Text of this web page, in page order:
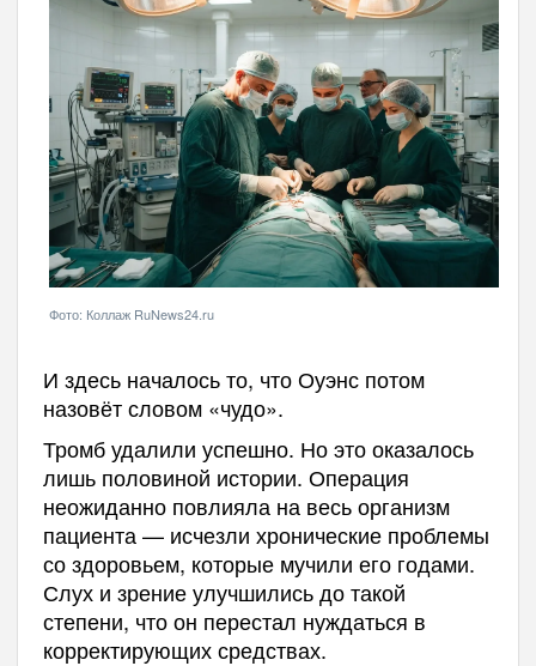
Фото: Коллаж RuNews24.ru
И здесь началось то, что Оуэнс потом
назовёт словом «чудо».
Тромб удалили успешно. Но это оказалось
лишь половиной истории. Операция
неожиданно повлияла на весь организм
пациента — исчезли хронические проблемы
со здоровьем, которые мучили его годами.
Слух и зрение улучшились до такой
степени, что он перестал нуждаться в
корректирующих средствах.